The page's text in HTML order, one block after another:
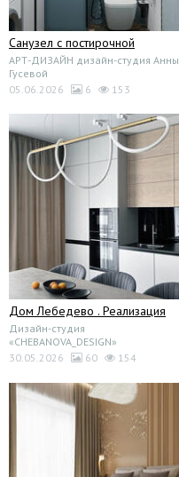
Санузел с постирочной
АРТ-ДИЗАЙН дизайн-студия Анны
Гусевой
05.06.2026
6 153
Дом Лебедево . Реализация
Дизайн-студия
«CHEBANOVA_DESIGN»
30.05.2026
60 154